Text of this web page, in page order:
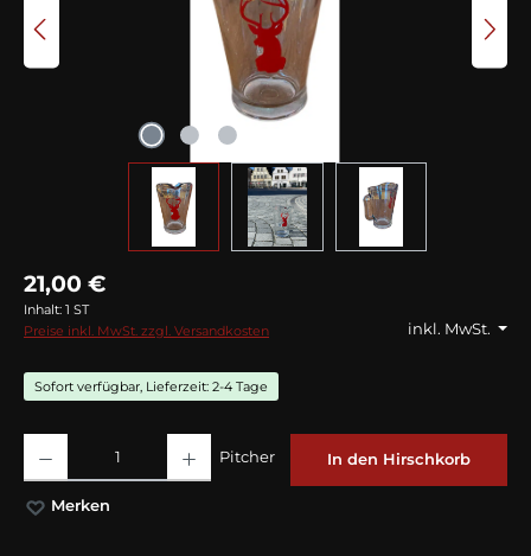
21,00 €
Inhalt: 1 ST
inkl. MwSt.
Preise inkl. MwSt. zzgl. Versandkosten
Sofort verfügbar, Lieferzeit: 2-4 Tage
Pitcher In den Hirschkorb
Merken